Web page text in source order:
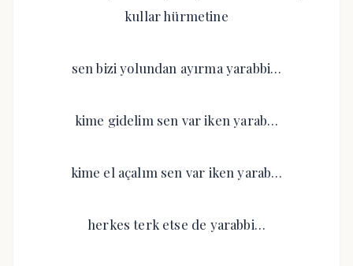
kullar hürmetine
sen bizi yolundan ayırma yarabbi…
kime gidelim sen var iken yarab…
kime el açalım sen var iken yarab…
herkes terk etse de yarabbi…